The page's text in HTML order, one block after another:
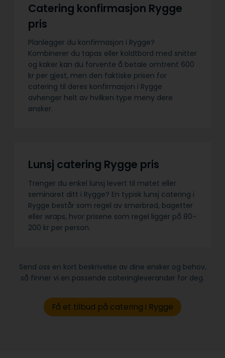
Catering konfirmasjon Rygge
pris
Planlegger du konfirmasjon i Rygge?
Kombinerer du tapas eller koldtbord med snitter
og kaker kan du forvente å betale omtrent 600
kr per gjest, men den faktiske prisen for
catering til deres konfirmasjon i Rygge
avhenger helt av hvilken type meny dere
ønsker.
Lunsj catering Rygge pris
Trenger du enkel lunsj levert til møtet eller
seminaret ditt i Rygge? En typisk lunsj catering i
Rygge består som regel av smørbrød, bagetter
eller wraps, hvor prisene som regel ligger på 80-
200 kr per person.
Send oss en kort beskrivelse av dine ønsker og behov,
så finner vi en passende cateringleverandør for deg.
Få et tilbud på catering i Rygge